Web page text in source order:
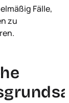
Fälle,
zu